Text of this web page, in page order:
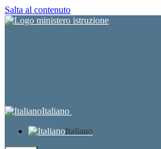
Salta al contenuto
Italiano
Italiano